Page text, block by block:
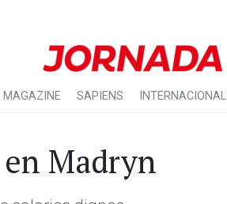
MAGAZINE SAPIENS INTERNACIONAL
Madryn